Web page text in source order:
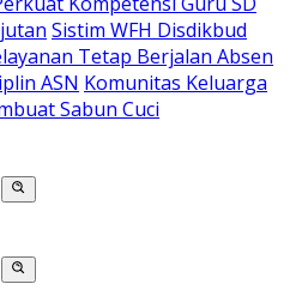
Sistim WFH Disdikbud
Tetap Berjalan Absen
ASN Komunitas Keluarga
Sabun Cuci